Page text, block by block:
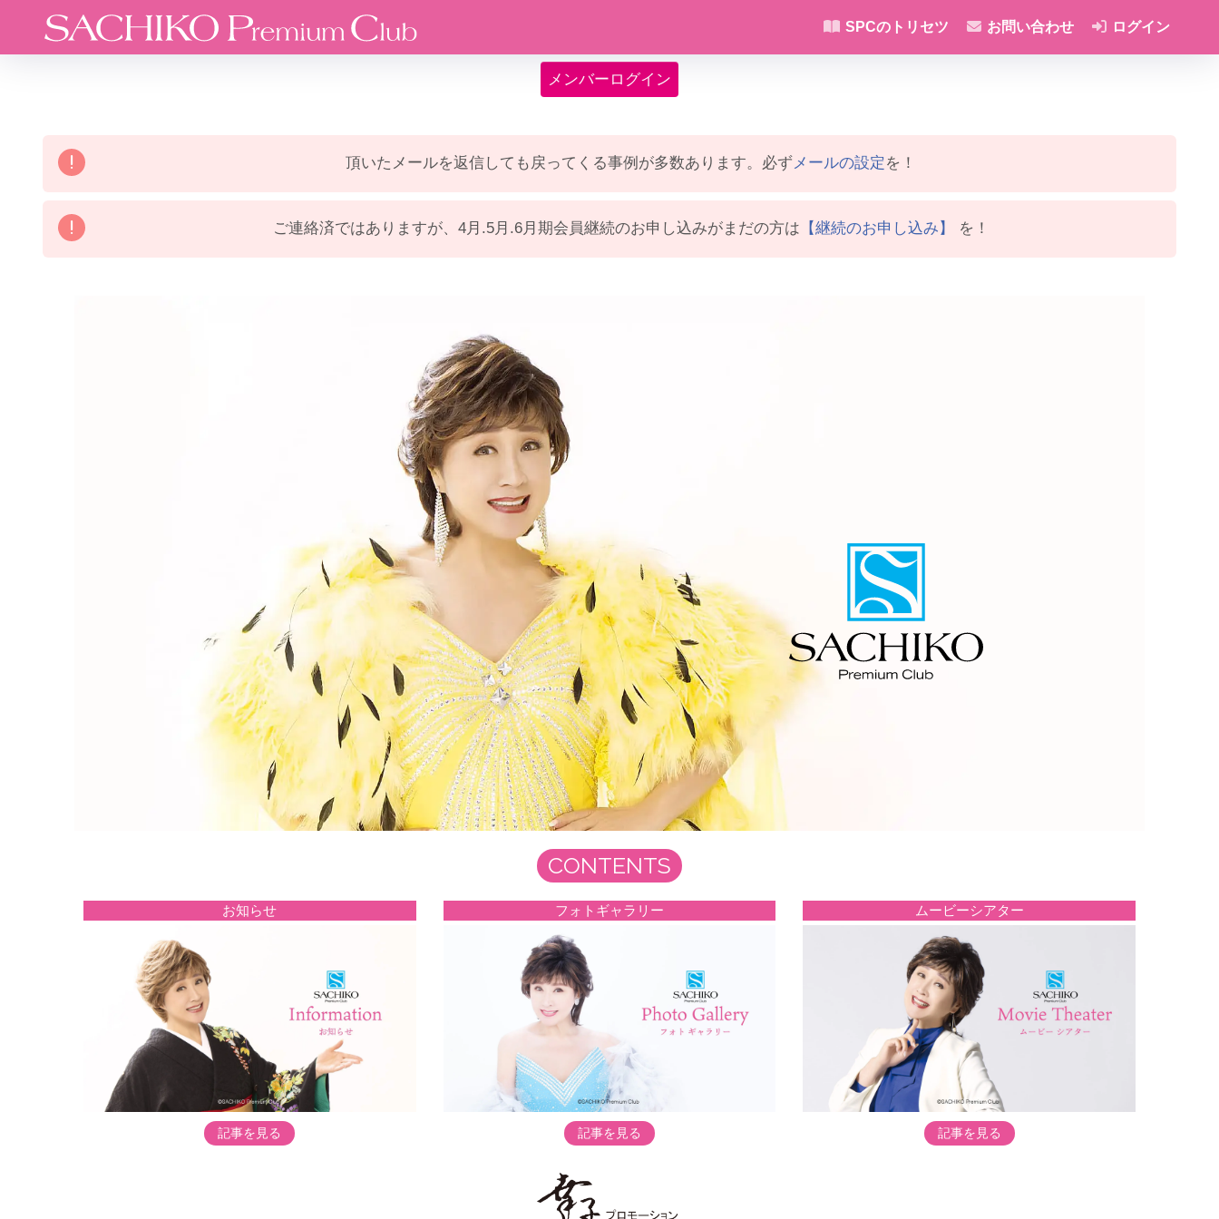
SPCのトリセツ お問い合わせ ログイン
メンバーログイン
頂いたメールを返信しても戻ってくる事例が多数あります。必ずメールの設定 を！
ご連絡済ではありますが、4月.5月.6月期会員継続のお申し込みがまだの方は 【継続のお申し込み】 を！
CONTENTS
お知らせ
記事を見る
フォトギャラリー
記事を見る
ムービーシアター
記事を見る